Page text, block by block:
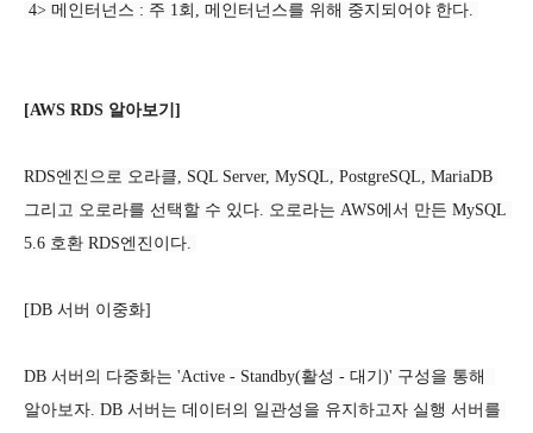
4> 메인터넌스 : 주 1회, 메인터넌스를 위해 중지되어야 한다.
[AWS RDS 알아보기]
RDS엔진으로 오라클, SQL Server, MySQL, PostgreSQL, MariaDB
그리고 오로라를 선택할 수 있다. 오로라는 AWS에서 만든 MySQL
5.6 호환 RDS엔진이다.
[DB 서버 이중화]
DB 서버의 다중화는 'Active - Standby(활성 - 대기)' 구성을 통해
알아보자. DB 서버는 데이터의 일관성을 유지하고자 실행 서버를